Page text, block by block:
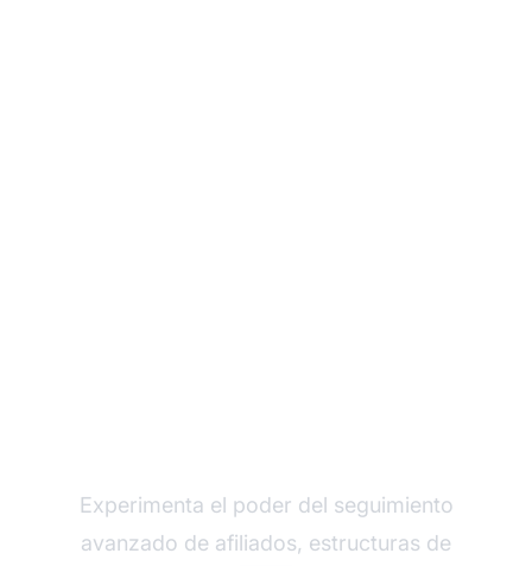
Experimenta el poder del seguimiento
avanzado de afiliados, estructuras de